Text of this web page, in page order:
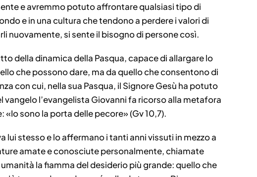
e avremmo potuto affrontare qualsiasi tipo di
e in una cultura che tendono a perdere i valori di
nuovamente, si sente il bisogno di persone così.
della dinamica della Pasqua, capace di allargare lo
che possono dare, ma da quello che consentono di
con cui, nella sua Pasqua, il Signore Gesù ha potuto
l’evangelista Giovanni fa ricorso alla metafora
sono la porta delle pecore» (Gv 10,7).
lui stesso e lo affermano i tanti anni vissuti in mezzo a
amate e conosciute personalmente, chiamate
la fiamma del desiderio più grande: quello che